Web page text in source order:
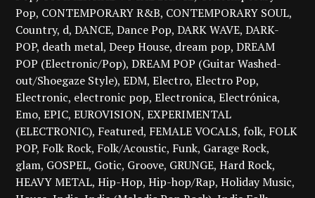
Pop CONTEMPORARY R&B CONTEMPORARY SOUL
Country d DANCE Dance Pop DARK WAVE DARK-
POP death metal Deep House dream pop DREAM
POP (Electronic/Pop) DREAM POP (Guitar Washed-
out/Shoegaze Style) EDM Electro Electro Pop
Electronic electronic pop Electronica Electrónica
Emo EPIC EUROVISION EXPERIMENTAL
(ELECTRONIC) Featured FEMALE VOCALS folk FOLK
POP Folk Rock Folk/Acoustic Funk Garage Rock
glam GOSPEL Gotic Groove GRUNGE Hard Rock
HEAVY METAL Hip-Hop Hip-hop/Rap Holiday Music